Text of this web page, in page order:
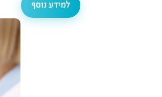
למידע נוסף